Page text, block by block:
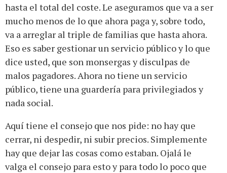
hasta el total del coste. Le aseguramos que va a ser
mucho menos de lo que ahora paga y, sobre todo,
va a arreglar al triple de familias que hasta ahora.
Eso es saber gestionar un servicio público y lo que
dice usted, que son monsergas y disculpas de
malos pagadores. Ahora no tiene un servicio
público, tiene una guardería para privilegiados y
nada social.
Aquí tiene el consejo que nos pide: no hay que
cerrar, ni despedir, ni subir precios. Simplemente
hay que dejar las cosas como estaban. Ojalá le
valga el consejo para esto y para todo lo poco que